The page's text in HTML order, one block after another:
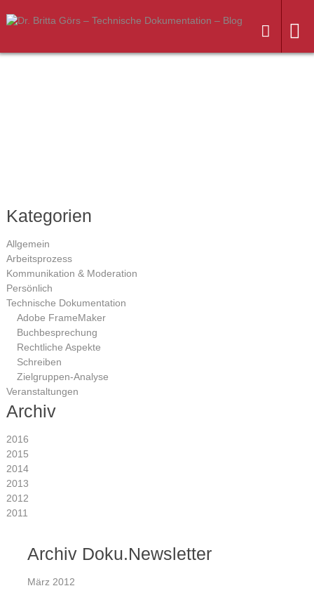
Kategorien
Allgemein
Arbeitsprozess
Kommunikation & Moderation
Persönlich
Technische Dokumentation
Adobe FrameMaker
Buchbesprechung
Rechtliche Aspekte
Schreiben
Zielgruppen-Analyse
Veranstaltungen
Archiv
2016
2015
2014
2013
2012
2011
Archiv Doku.Newsletter
März 2012